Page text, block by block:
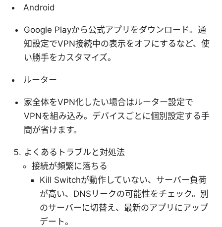
Android
Google Playから公式アプリをダウンロード。通
知設定でVPN接続中の表示をオフにするなど、使
い勝手をカスタマイズ。
ルーター
家全体をVPN化したい場合はルーター設定で
VPNを組み込み。デバイスごとに個別設定する手
間が省けます。
よくあるトラブルと対処法
接続が頻繁に落ちる
Kill Switchが動作していない、サーバー負荷
が高い、DNSリークの可能性をチェック。別
のサーバーに切替え、最新のアプリにアップ
デート。